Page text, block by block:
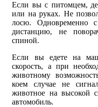
Если вы с питомцем,
или на руках. Не
лосю. Одновременно
дистанцию, не
спиной.
Если вы едете на
скорость, а при
животному
коем случае не
животное на высокой
автомобиль.